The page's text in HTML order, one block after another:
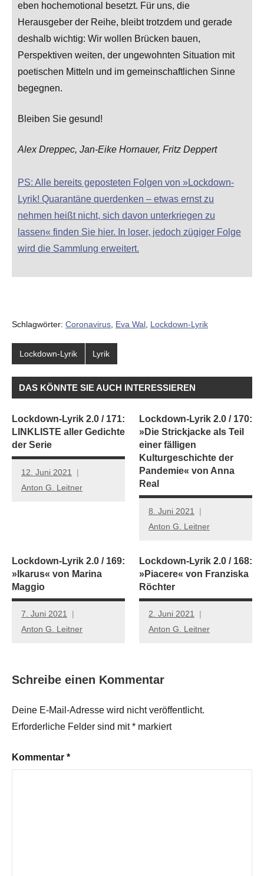
eben hochemotional besetzt. Für uns, die
Herausgeber der Reihe, bleibt trotzdem und gerade
deshalb wichtig: Wir wollen Brücken bauen,
Perspektiven weiten, der ungewohnten Situation mit
poetischen Mitteln und im gemeinschaftlichen Sinne
begegnen.
Bleiben Sie gesund!
Alex Dreppec, Jan-Eike Hornauer, Fritz Deppert
PS: Alle bereits geposteten Folgen von »Lockdown-
Lyrik! Quarantäne querdenken – etwas ernst zu
nehmen heißt nicht, sich davon unterkriegen zu
lassen« finden Sie hier. In loser, jedoch zügiger Folge
wird die Sammlung erweitert.
Schlagwörter: Coronavirus Eva Wal Lockdown-Lyrik
Lockdown-Lyrik Lyrik
DAS KÖNNTE SIE AUCH INTERESSIEREN
Lockdown-Lyrik 2.0 / 171:
LINKLISTE aller Gedichte
der Serie
12. Juni 2021
Anton G. Leitner
Lockdown-Lyrik 2.0 / 170:
»Die Strickjacke als Teil
einer fälligen
Kulturgeschichte der
Pandemie« von Anna
Real
8. Juni 2021
Anton G. Leitner
Lockdown-Lyrik 2.0 / 169:
»Ikarus« von Marina
Maggio
7. Juni 2021
Anton G. Leitner
Lockdown-Lyrik 2.0 / 168:
»Piacere« von Franziska
Röchter
2. Juni 2021
Anton G. Leitner
Schreibe einen Kommentar
Deine E-Mail-Adresse wird nicht veröffentlicht.
Erforderliche Felder sind mit* markiert
Kommentar *